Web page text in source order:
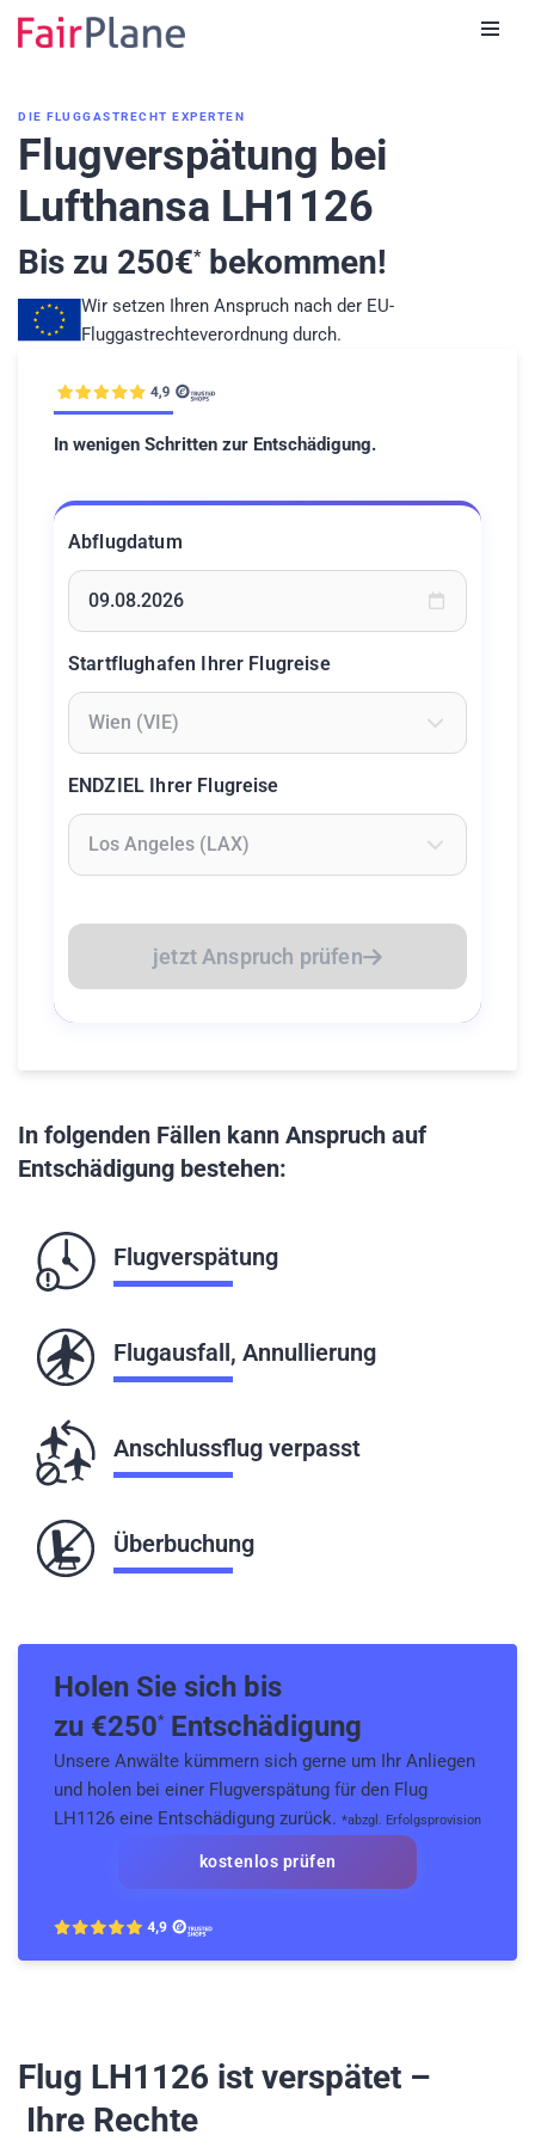
DIE FLUGGASTRECHT EXPERTEN
Flugverspätung bei
Lufthansa LH1126
Bis zu 250€*bekommen!
Wir setzen Ihren Anspruch nach der EU-
Fluggastrechteverordnung durch.
In wenigen Schritten zur Entschädigung.
Abflugdatum
Startflughafen Ihrer Flugreise
ENDZIEL Ihrer Flugreise
jetzt Anspruch prüfen
In folgenden Fällen kann Anspruch auf
Entschädigung bestehen:
Flugverspätung
Flugausfall, Annullierung
Anschlussflug verpasst
Überbuchung
Holen Sie sich bis
zu €250*Entschädigung
Unsere Anwälte kümmern sich gerne um Ihr Anliegen
und holen bei einer Flugverspätung für den Flug
LH1126 eine Entschädigung zurück. *abzgl. Erfolgsprovision
kostenlos prüfen
Flug LH1126 ist verspätet –
Ihre Rechte